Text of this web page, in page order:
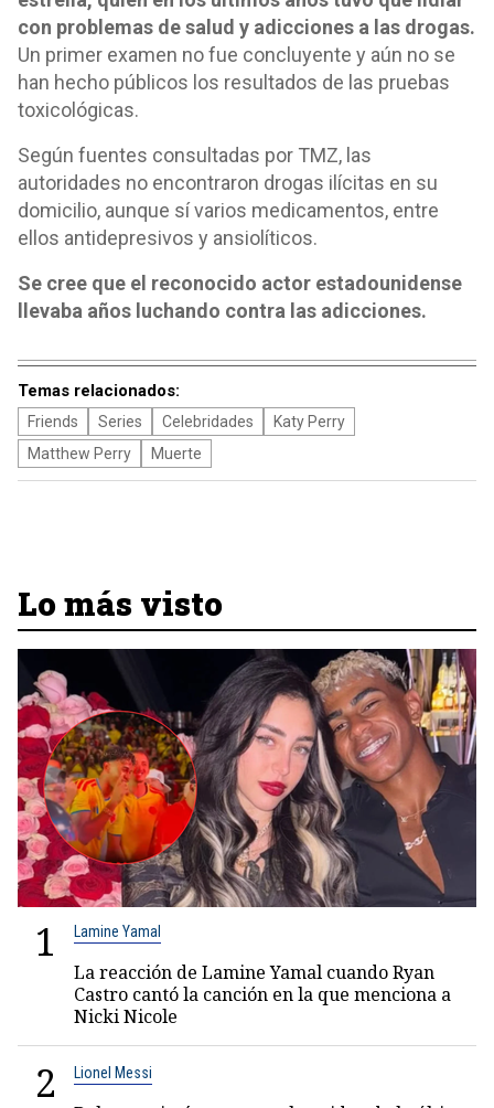
con problemas de salud y adicciones a las drogas.
Un primer examen no fue concluyente y aún no se
han hecho públicos los resultados de las pruebas
toxicológicas.
Según fuentes consultadas por TMZ, las
autoridades no encontraron drogas ilícitas en su
domicilio, aunque sí varios medicamentos, entre
ellos antidepresivos y ansiolíticos.
Se cree que el reconocido actor estadounidense
llevaba años luchando contra las adicciones.
Temas relacionados:
Friends Series Celebridades
Katy Perry
Matthew Perry
Muerte
Lo más visto
1 Lamine Yamal
La reacción de Lamine Yamal cuando Ryan
Castro cantó la canción en la que menciona a
Nicki Nicole
2 Lionel Messi